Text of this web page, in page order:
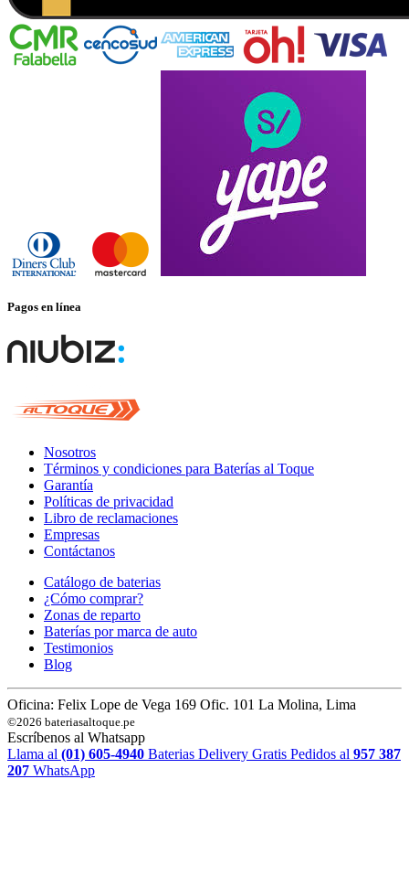
Pagos en línea
Nosotros
Términos y condiciones para Baterías al Toque
Garantía
Políticas de privacidad
Libro de reclamaciones
Empresas
Contáctanos
Catálogo de baterias
¿Cómo comprar?
Zonas de reparto
Baterías por marca de auto
Testimonios
Blog
Oficina: Felix Lope de Vega 169 Ofic. 101 La Molina, Lima
©2026 bateriasaltoque.pe
Escríbenos al Whatsapp
Llama al (01) 605-4940 Baterias Delivery Gratis Pedidos al 957 387
207 WhatsApp